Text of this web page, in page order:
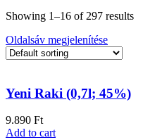
Showing 1–16 of 297 results
Oldalsáv megjelenítése
Yeni Raki (0,7l; 45%)
9.890 Ft
Add to cart